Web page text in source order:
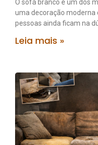
O sofá branco é um dos
uma decoração moderna
pessoas ainda ficam na
Leia mais »